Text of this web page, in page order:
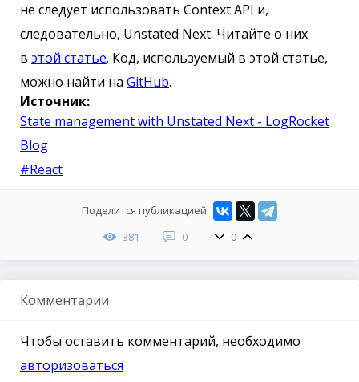
не следует использовать Context API и,
следовательно, Unstated Next. Читайте о них
в этой статье. Код, используемый в этой статье,
можно найти на GitHub.
Источник:
State management with Unstated Next - LogRocket
Blog
#React
Поделится публикацией
381
0 0
Комментарии
Чтобы оставить комментарий, необходимо
авторизоваться